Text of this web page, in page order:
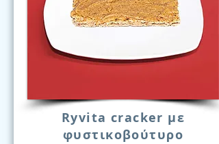
Ryvita cracker με
φυστικοβούτυρο